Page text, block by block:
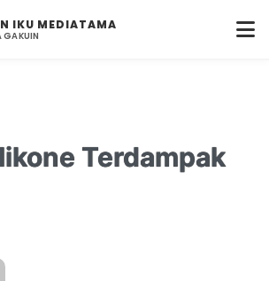
IKU MEDIATAMA
GAKUIN
Terdampak